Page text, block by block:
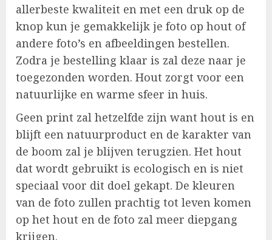
allerbeste kwaliteit en met een druk op de
knop kun je gemakkelijk je foto op hout of
andere foto’s en afbeeldingen bestellen.
Zodra je bestelling klaar is zal deze naar je
toegezonden worden. Hout zorgt voor een
natuurlijke en warme sfeer in huis.
Geen print zal hetzelfde zijn want hout is en
blijft een natuurproduct en de karakter van
de boom zal je blijven terugzien. Het hout
dat wordt gebruikt is ecologisch en is niet
speciaal voor dit doel gekapt. De kleuren
van de foto zullen prachtig tot leven komen
op het hout en de foto zal meer diepgang
krijgen.